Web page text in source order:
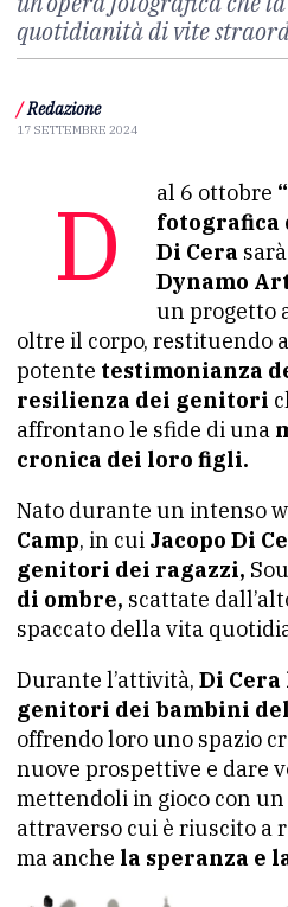
quotidianità di vite
/ Redazione
17 SETTEMBRE 2024
Dal 6 ottobre
fotografica
Di Cera
Dynamo
un progetto
oltre il corpo, restituendo
potente testimonianza
resilienza dei genitori
affrontano le sfide di una
cronica dei loro figli.
Nato durante un intenso
Camp, in cui Jacopo Di
genitori dei ragazzi,
di ombre, scattate
spaccato della vita
Durante l’attività, Di
genitori dei bambini del
offrendo loro uno spazio
nuove prospettive e dare
mettendoli in gioco con
attraverso cui è riuscito a
ma anche la speranza e